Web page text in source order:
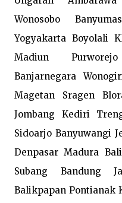
Wonosobo
Yogyakarta Boyolali
Madiun
Banjarnegara
Magetan Sragen
Jombang Kediri
Sidoarjo Banyuwangi
Denpasar Madura
Subang Bandung
Balikpapan Pontianak